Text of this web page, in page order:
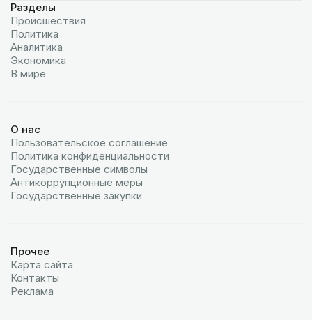
Разделы
Происшествия
Политика
Аналитика
Экономика
В мире
О нас
Пользовательское соглашение
Политика конфиденциальности
Государственные символы
Антикоррупционные меры
Государственные закупки
Прочее
Карта сайта
Контакты
Реклама